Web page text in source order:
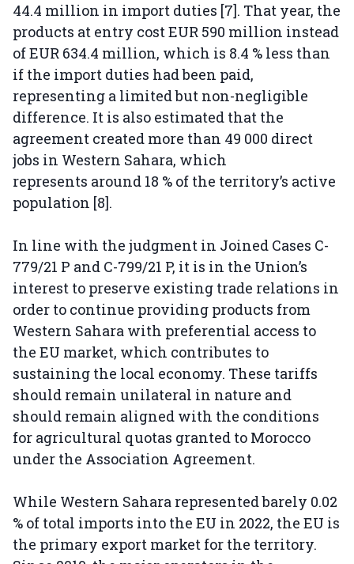
44.4 million in import duties [7]. That year, the
products at entry cost EUR 590 million instead
of EUR 634.4 million, which is 8.4 % less than
if the import duties had been paid,
representing a limited but non-negligible
difference. It is also estimated that the
agreement created more than 49 000 direct
jobs in Western Sahara, which
represents around 18 % of the territory’s active
population [8].
In line with the judgment in Joined Cases C-
779/21 P and C-799/21 P, it is in the Union’s
interest to preserve existing trade relations in
order to continue providing products from
Western Sahara with preferential access to
the EU market, which contributes to
sustaining the local economy. These tariffs
should remain unilateral in nature and
should remain aligned with the conditions
for agricultural quotas granted to Morocco
under the Association Agreement.
While Western Sahara represented barely 0.02
% of total imports into the EU in 2022, the EU is
the primary export market for the territory.